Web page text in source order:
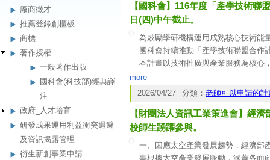
廠商徵才
推薦登錄創櫃板
商標
著作授權
一般著作出版
國科會(科技部)經典譯
注
政府_人才培育
研發成果運用利益衝突迴避
及資訊揭露管理
衍生新創事業申請
(一)臨床診療之醫護需求
1.痛點說明：
兩者皆會壓縮醫護人員在照護病人與
2.需求：
-系統整合之單一介面平台，如AI語
讀等)。
(二)照護場域之環境AI應用（屬於長
1.痛點說明：
【國科會】116年度「產學技術聯
日(四)中午截止。
為鼓勵學研機構運用成熟核心技術能
國科會持續推動「產學技術聯盟合作
本計畫以技術推廣與產業服務為核心
一、實驗室檢測分析服務
二、諮詢服務
四、專家技術研討交流
五、人才培育
七、產學合作
more
2026/04/27
分類： 老師可以申請的計
【財團法人資訊工業策進會】經
校師生踴躍參與。
一、因應太空產業發展趨勢，經濟部
事根據太空產業發展脈動，涵蓋各面